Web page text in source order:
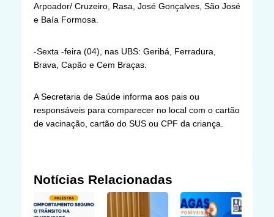
Arpoador/ Cruzeiro, Rasa, José Gonçalves, São José
e Baía Formosa.
-Sexta -feira (04), nas UBS: Geribá, Ferradura,
Brava, Capão e Cem Braças.
A Secretaria de Saúde informa aos pais ou
responsáveis para comparecer no local com o cartão
de vacinação, cartão do SUS ou CPF da criança.
Notícias Relacionadas